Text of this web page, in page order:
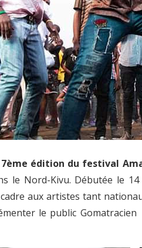
édition du festival
le Nord-Kivu. Débutée le
aux artistes tant
le public